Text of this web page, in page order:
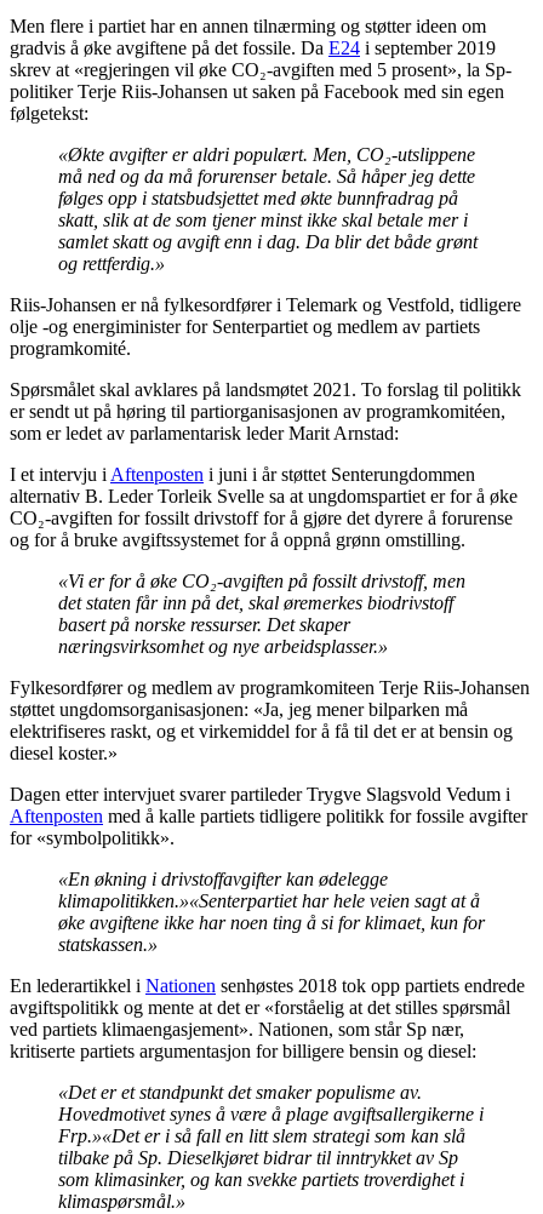
Men flere i partiet har en annen tilnærming og støtter ideen om
gradvis å øke avgiftene på det fossile. Da E24 i september 2019
skrev at «regjeringen vil øke CO₂-avgiften med 5 prosent», la Sp-
politiker Terje Riis-Johansen ut saken på Facebook med sin egen
følgetekst:
«Økte avgifter er aldri populært. Men, CO₂-utslippene
må ned og da må forurenser betale. Så håper jeg dette
følges opp i statsbudsjettet med økte bunnfradrag på
skatt, slik at de som tjener minst ikke skal betale mer i
samlet skatt og avgift enn i dag. Da blir det både grønt
og rettferdig.»
Riis-Johansen er nå fylkesordfører i Telemark og Vestfold, tidligere
olje -og energiminister for Senterpartiet og medlem av partiets
programkomité.
Spørsmålet skal avklares på landsmøtet 2021. To forslag til politikk
er sendt ut på høring til partiorganisasjonen av programkomitéen,
som er ledet av parlamentarisk leder Marit Arnstad:
I et intervju i Aftenposten i juni i år støttet Senterungdommen
alternativ B. Leder Torleik Svelle sa at ungdomspartiet er for å øke
CO₂-avgiften for fossilt drivstoff for å gjøre det dyrere å forurense
og for å bruke avgiftssystemet for å oppnå grønn omstilling.
«Vi er for å øke CO₂-avgiften på fossilt drivstoff, men
det staten får inn på det, skal øremerkes biodrivstoff
basert på norske ressurser. Det skaper
næringsvirksomhet og nye arbeidsplasser.»
Fylkesordfører og medlem av programkomiteen Terje Riis-Johansen
støttet ungdomsorganisasjonen: «Ja, jeg mener bilparken må
elektrifiseres raskt, og et virkemiddel for å få til det er at bensin og
diesel koster.»
Dagen etter intervjuet svarer partileder Trygve Slagsvold Vedum i
Aftenposten med å kalle partiets tidligere politikk for fossile avgifter
for «symbolpolitikk».
«En økning i drivstoffavgifter kan ødelegge
klimapolitikken.»«Senterpartiet har hele veien sagt at å
øke avgiftene ikke har noen ting å si for klimaet, kun for
statskassen.»
En lederartikkel i Nationen senhøstes 2018 tok opp partiets endrede
avgiftspolitikk og mente at det er «forståelig at det stilles spørsmål
ved partiets klimaengasjement». Nationen, som står Sp nær,
kritiserte partiets argumentasjon for billigere bensin og diesel:
«Det er et standpunkt det smaker populisme av.
Hovedmotivet synes å være å plage avgiftsallergikerne i
Frp.»«Det er i så fall en litt slem strategi som kan slå
tilbake på Sp. Dieselkjøret bidrar til inntrykket av Sp
som klimasinker, og kan svekke partiets troverdighet i
klimaspørsmål.»